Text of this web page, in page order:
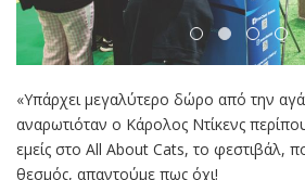
«Υπάρχει μεγαλύτερο δώρο από την
αναρωτιόταν ο Κάρολος Ντίκενς
εμείς στο All About Cats, το φεστιβάλ,
θεσμός, απαντούμε πως όχι!